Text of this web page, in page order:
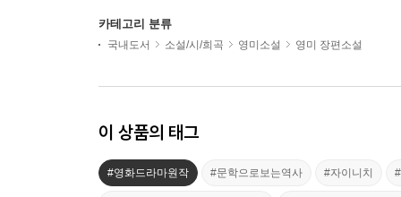
카테고리 분류
국내도서 소설/시/희곡 영미소설 영미 장편소설
이 상품의 태그
#영화드라마원작 #문학으로보는역사 #자이니치